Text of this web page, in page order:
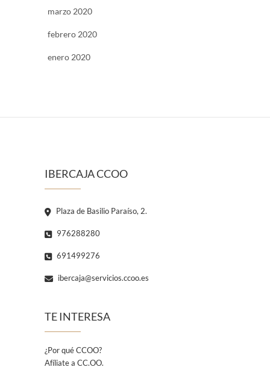
marzo 2020
febrero 2020
enero 2020
IBERCAJA CCOO
Plaza de Basilio Paraíso, 2.
976288280
691499276
ibercaja@servicios.ccoo.es
TE INTERESA
¿Por qué CCOO?
Afíliate a CC.OO.